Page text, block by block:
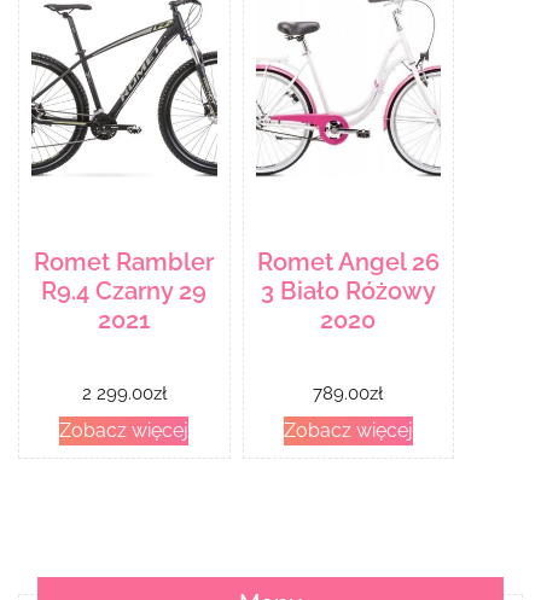
Romet Rambler
R9.4 Czarny 29
2021
2 299.00zł
Zobacz więcej
Romet Angel 26
3 Biało Różowy
2020
789.00zł
Zobacz więcej